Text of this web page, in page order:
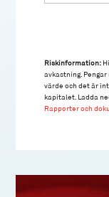
Riskinformation:
avkastning.
värde och det är
kapitalet. Ladda
Rapporter och